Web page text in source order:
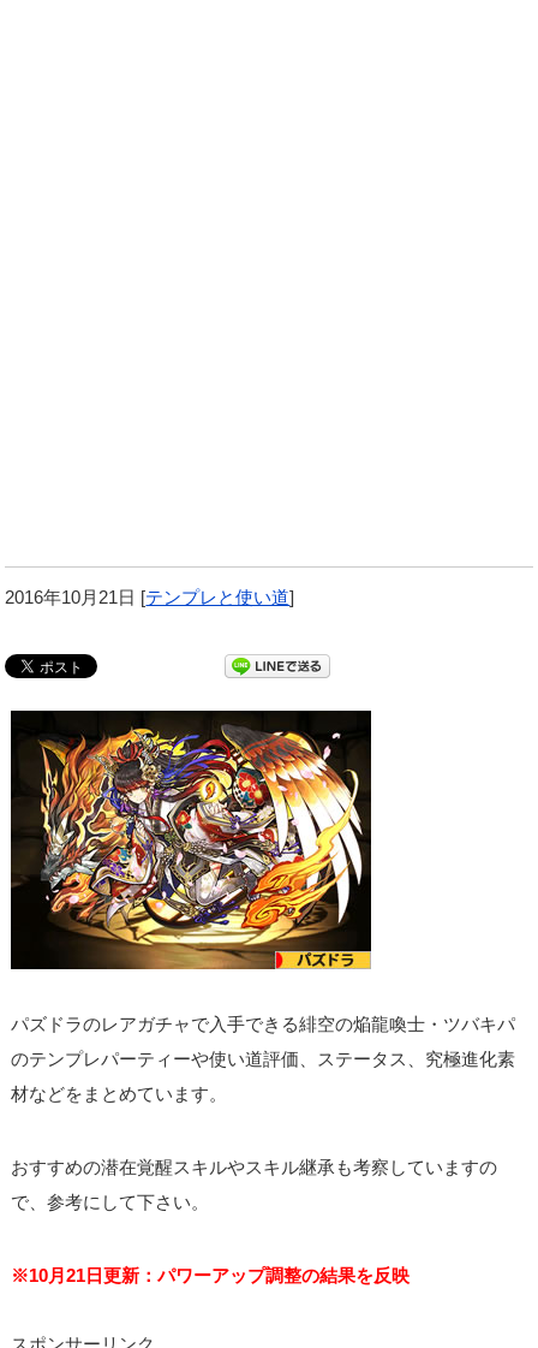
2016年10月21日 [テンプレと使い道]
パズドラのレアガチャで入手できる緋空の焔龍喚士・ツバキパ
のテンプレパーティーや使い道評価、ステータス、究極進化素
材などをまとめています。
おすすめの潜在覚醒スキルやスキル継承も考察していますの
で、参考にして下さい。
※10月21日更新：パワーアップ調整の結果を反映
スポンサーリンク